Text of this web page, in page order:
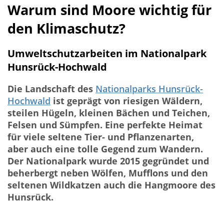
Warum sind Moore wichtig für
den Klimaschutz?
Umweltschutzarbeiten im Nationalpark
Hunsrück-Hochwald
Die Landschaft des Nationalparks Hunsrück-
Hochwald ist geprägt von riesigen Wäldern,
steilen Hügeln, kleinen Bächen und Teichen,
Felsen und Sümpfen. Eine perfekte Heimat
für viele seltene Tier- und Pflanzenarten,
aber auch eine tolle Gegend zum Wandern.
Der Nationalpark wurde 2015 gegründet und
beherbergt neben Wölfen, Mufflons und den
seltenen Wildkatzen auch die Hangmoore des
Hunsrück.